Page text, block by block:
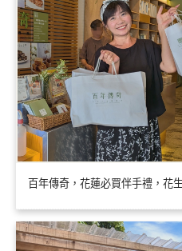
百年傳奇，花蓮必買伴手禮，花